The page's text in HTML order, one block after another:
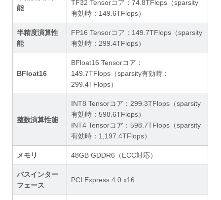
能
TF32 Tensorコア：74.8TFlops（sparsity
有効時：149.6TFlops）
半精度演算性
能
FP16 Tensorコア：149.7TFlops（sparsity
有効時：299.4TFlops）
BFloat16
BFloat16 Tensorコア：
149.7TFlops（sparsity有効時：
299.4TFlops）
整数演算性能
INT8 Tensorコア：299.3TFlops（sparsity
有効時：598.6TFlops）
INT4 Tensorコア：598.7TFlops（sparsity
有効時：1,197.4TFlops）
メモリ 48GB GDDR6（ECC対応）
バスインター
フェース
PCI Express 4.0 x16